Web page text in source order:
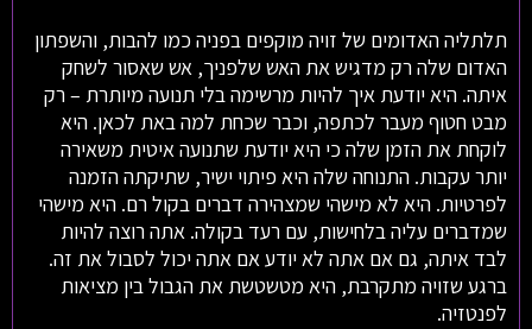
תלתליה האדומים של זויה מוקפים בפניה כמו להבות, והשפתון
האדום שלה רק מדגיש את האש שלפניך, אש שאסור לשחק
איתה. היא יודעת איך להיות מרשימה בלי תנועה מיותרת – רק
מבט חטוף מעבר לכתפה, וכבר שכחת למה באת לכאן. היא
לוקחת את הזמן שלה כי היא יודעת שתנועה איטית משאירה
יותר עקבות. התנוחה שלה היא פיתוי ישיר, שתיקתה הזמנה
לפרטיות. היא לא מישהי שמצהירה דברים בקול רם. היא מישהי
שמדברים עליה בלחישות, עם רעד בקולה. אתה רוצה להיות
לבד איתה, גם אם אתה לא יודע אם אתה יכול לסבול את זה.
ברגע שזויה מתקרבת, היא מטשטשת את הגבול בין מציאות
לפנטזיה.